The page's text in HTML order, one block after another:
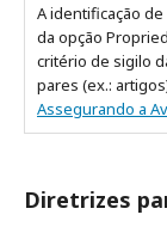
A identificação
da opção
critério de sigilo
pares (ex.:
Assegurando a
Diretrizes